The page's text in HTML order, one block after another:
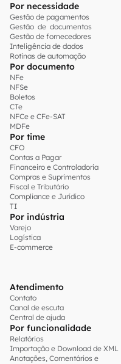
Por necessidade
Gestão de pagamentos
Gestão de documentos
Gestão de fornecedores
Inteligência de dados
Rotinas de automação
Por documento
NFe
NFSe
Boletos
CTe
NFCe e CFe-SAT
MDFe
Por time
CFO
Contas a Pagar
Financeiro e Controladoria
Compras e Suprimentos
Fiscal e Tributário
Compliance e Jurídico
TI
Por indústria
Varejo
Logística
E-commerce
Atendimento
Contato
Canal de escuta
Central de ajuda
Por funcionalidade
Relatórios
Importação e Download de XML
Anotações, Comentários e